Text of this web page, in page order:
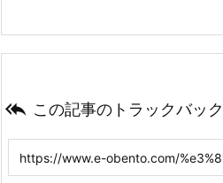
 この記事のトラックバッ